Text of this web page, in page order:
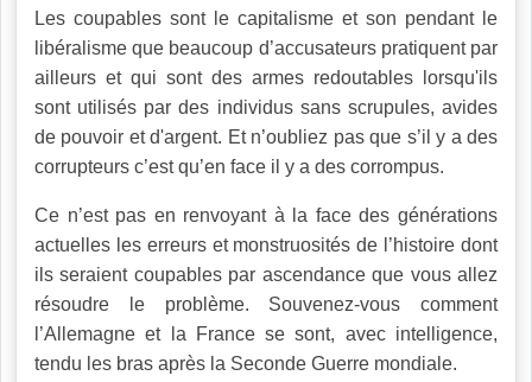
Les coupables sont le capitalisme et son pendant le
libéralisme que beaucoup d’accusateurs pratiquent par
ailleurs et qui sont des armes redoutables lorsqu'ils
sont utilisés par des individus sans scrupules, avides
de pouvoir et d'argent. Et n’oubliez pas que s’il y a des
corrupteurs c’est qu’en face il y a des corrompus.
Ce n’est pas en renvoyant à la face des générations
actuelles les erreurs et monstruosités de l’histoire dont
ils seraient coupables par ascendance que vous allez
résoudre le problème. Souvenez-vous comment
l’Allemagne et la France se sont, avec intelligence,
tendu les bras après la Seconde Guerre mondiale.